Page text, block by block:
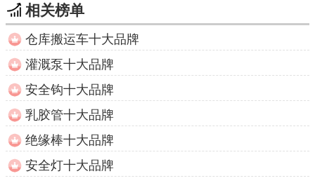
相关榜单
仓库搬运车十大品牌
灌溉泵十大品牌
安全钩十大品牌
乳胶管十大品牌
绝缘棒十大品牌
安全灯十大品牌